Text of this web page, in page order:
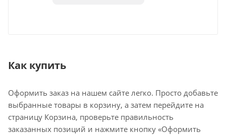
Как купить
Оформить заказ на нашем сайте легко. Просто добавьте
выбранные товары в корзину, а затем перейдите на
страницу Корзина, проверьте правильность
заказанных позиций и нажмите кнопку «Оформить